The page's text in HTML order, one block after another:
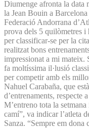
Diumenge afronta la data
la Jean Bouin a
Federació Andorrana
prova dels 5 quilòmetres i
per classificar-se per la
realitzat bons
impressionat a mi mateix.
fa moltíssima il·lusió
per competir amb els
Nahuel Carabaña, que
d’entrenaments, respecte
M’entreno tota la
camí”, va indicar l’atleta
Sanza. “Sempre em